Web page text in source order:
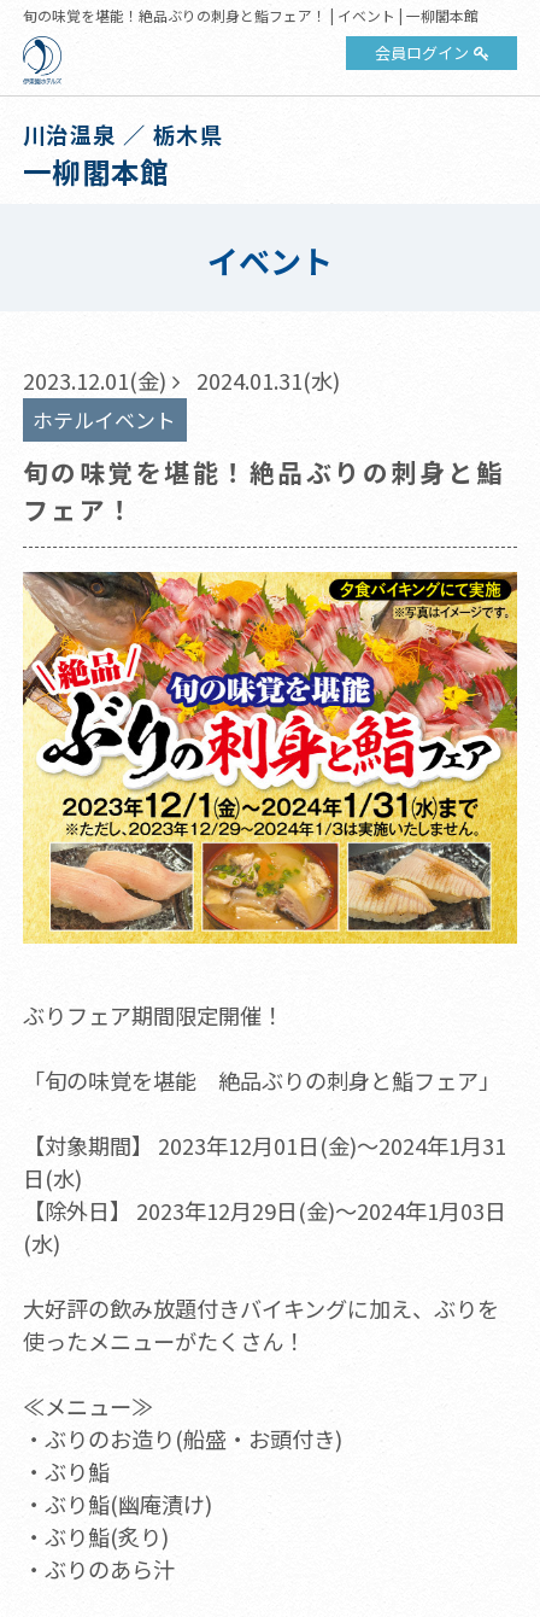
旬の味覚を堪能！絶品ぶりの刺身と鮨フェア！ | イベント | 一柳閣本館
会員ログイン
川治温泉 ／ 栃木県
一柳閣本館
イベント
2023.12.01(金) 2024.01.31(水)
ホテルイベント
旬の味覚を堪能！絶品ぶりの刺身と鮨
フェア！
ぶりフェア期間限定開催！
「旬の味覚を堪能 絶品ぶりの刺身と鮨フェア」
【対象期間】 2023年12月01日(金)～2024年1月31
日(水)
【除外日】 2023年12月29日(金)～2024年1月03日
(水)
大好評の飲み放題付きバイキングに加え、ぶりを
使ったメニューがたくさん！
≪メニュー≫
・ぶりのお造り(船盛・お頭付き)
・ぶり鮨
・ぶり鮨(幽庵漬け)
・ぶり鮨(炙り)
・ぶりのあら汁